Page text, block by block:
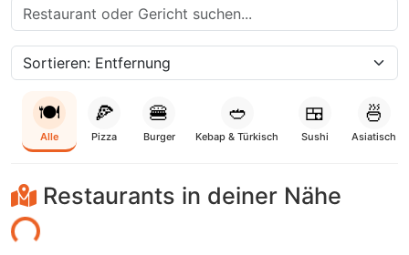
🍽️
Alle
🍕
Pizza
🍔
Burger
🥙
Kebap & Türkisch
🍱
Sushi
🍜
Asiatisch
Restaurants in deiner Nähe